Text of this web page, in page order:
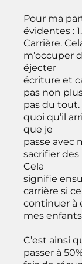
Pour ma
évidentes :
Carrière.
m’occuper
éjecter
écriture et
pas non
pas du
quoi qu’il
que je
passe avec
sacrifier
Cela
signifie
carrière si
continuer à
mes
C’est ainsi
passer à